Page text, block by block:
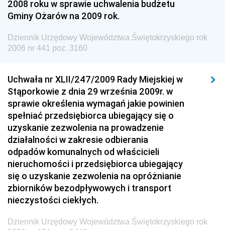
Społecznej
Dziennik Urzędowy Urzędu Lotnictwa Cywilnego
Dziennik Urzędowy Ministerstwa Hutnictwa i
Przemysłu Maszynowego
Dziennik Urzędowy Ministerstwa Zdrowia i Opieki
Społecznej
Dziennik Urzędowy Ministerstwa Rolnictwa, Leśnictwa
i Gospodarki Żywnościowej
Dziennik Urzędowy Ministra Spraw Wewnętrznych
Dziennik Urzędowy Ministra Transportu, Budownictwa
i Gospodarki Morskiej
Dziennik Urzędowy Ministra Administracji i Cyfryzacji
2008 roku w sprawie uchwalenia budżetu
Gminy Ożarów na 2009 rok.
Dziennik Urzędowy Województwa Świętokrzyskiego rok
2006 nr 441 poz. 3160
Uchwała nr XLII/247/2009 Rady Miejskiej w
Stąporkowie z dnia 29 września 2009r. w
sprawie określenia wymagań jakie powinien
spełniać przedsiębiorca ubiegający się o
uzyskanie zezwolenia na prowadzenie
działalności w zakresie odbierania
odpadów komunalnych od właścicieli
nieruchomości i przedsiębiorca ubiegający
się o uzyskanie zezwolenia na opróżnianie
zbiorników bezodpływowych i transport
nieczystości ciekłych.
Dziennik Urzędowy Województwa Świętokrzyskiego rok